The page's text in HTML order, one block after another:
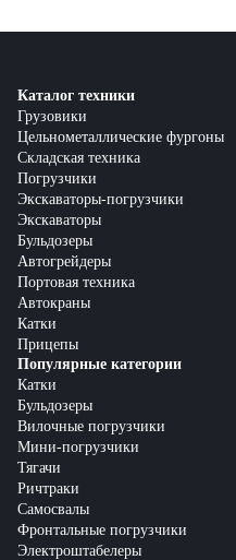
Каталог техники
Грузовики
Цельнометаллические фургоны
Складская техника
Погрузчики
Экскаваторы-погрузчики
Экскаваторы
Бульдозеры
Автогрейдеры
Портовая техника
Автокраны
Катки
Прицепы
Популярные категории
Катки
Бульдозеры
Вилочные погрузчики
Мини-погрузчики
Тягачи
Ричтраки
Самосвалы
Фронтальные погрузчики
Электроштабелеры